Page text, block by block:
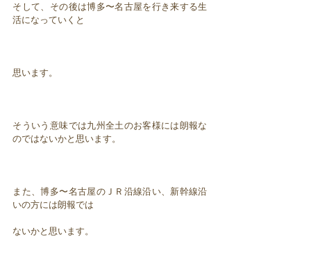
そして、その後は博多〜名古屋を行き来する生
活になっていくと
思います。
そういう意味では九州全土のお客様には朗報な
のではないかと思います。
また、博多〜名古屋のＪＲ沿線沿い、新幹線沿
いの方には朗報では
ないかと思います。